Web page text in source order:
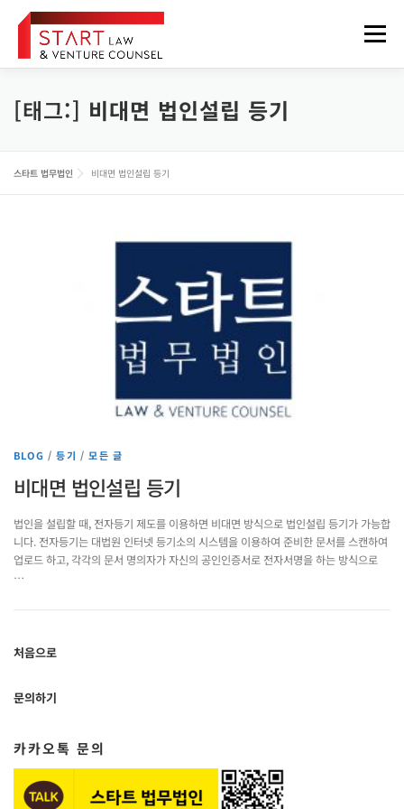
메뉴
법무법인 소개 업무분야 구성원
정보게시판 FOREIGNER
[태그:] 비대면 법인설립 등기
스타트 법무법인 비대면 법인설립 등기
BLOG /등기 /모든 글
비대면 법인설립 등기
법인을 설립할 때, 전자등기 제도를 이용하면 비대면 방식으로 법인설립 등기가 가능합
니다. 전자등기는 대법원 인터넷 등기소의 시스템을 이용하여 준비한 문서를 스캔하여
업로드 하고, 각각의 문서 명의자가 자신의 공인인증서로 전자서명을 하는 방식으로
…
처음으로
문의하기
카카오톡 문의